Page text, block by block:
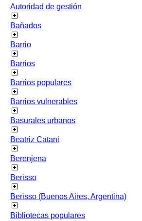
Autoridad de gestión
Bañados
Barrio
Barrios
Barrios populares
Barrios vulnerables
Basurales urbanos
Beatriz Catani
Berenjena
Berisso
Berisso (Buenos Aires, Argentina)
Bibliotecas populares